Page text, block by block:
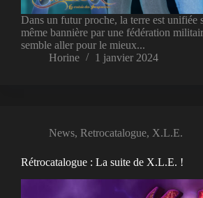
Dans un futur proche, la terre est unifiée
même bannière par une fédération
semble aller pour le mieux...
Horine
1 janvier 2024
News, Retrocatalogue, X.L.E.
Rétrocatalogue : La suite de X.L.E. !